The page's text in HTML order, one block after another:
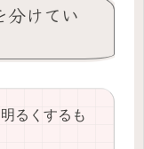
分けてい
るくするも